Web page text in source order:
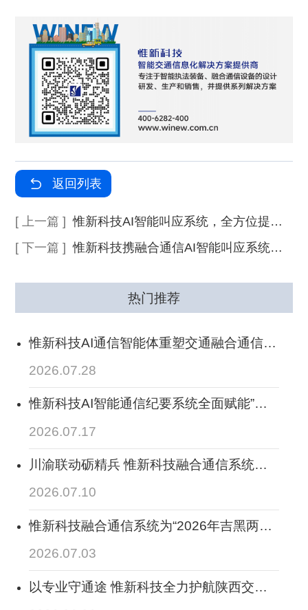
返回列表
[ 上一篇 ]
惟新科技AI智能叫应系统，全方位提升交通运输全场景调度处置业务新能力
[ 下一篇 ]
惟新科技携融合通信AI智能叫应系统，全面助力2026陕西交通科技活动周顺利开展
热门推荐
惟新科技AI通信智能体重塑交通融合通信中
台，搭建行业智能通信大脑，赋能交通全域
2026.07.28
惟新科技AI智能通信纪要系统全面赋能”人
2026.07.17
川渝联动砺精兵 惟新科技融合通信系统保
畅应急线--2026年度四川省交通运输跨区域
2026.07.10
惟新科技融合通信系统为“2026年吉黑两省
公路应急抢险综合实战演练”圆满举行提供
2026.07.03
以专业守通途 惟新科技全力护航陕西交通
指挥调度稳定运行 筑牢三秦路网安全防线